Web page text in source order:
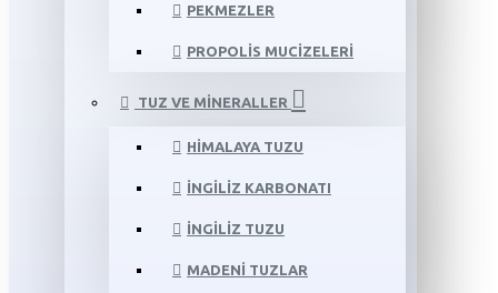
PEKMEZLER
PROPOLIS MUCIZELERI
TUZ VE MINERALLER
HIMALAYA TUZU
İNGILIZ KARBONATI
İNGILIZ TUZU
MADENI TUZLAR